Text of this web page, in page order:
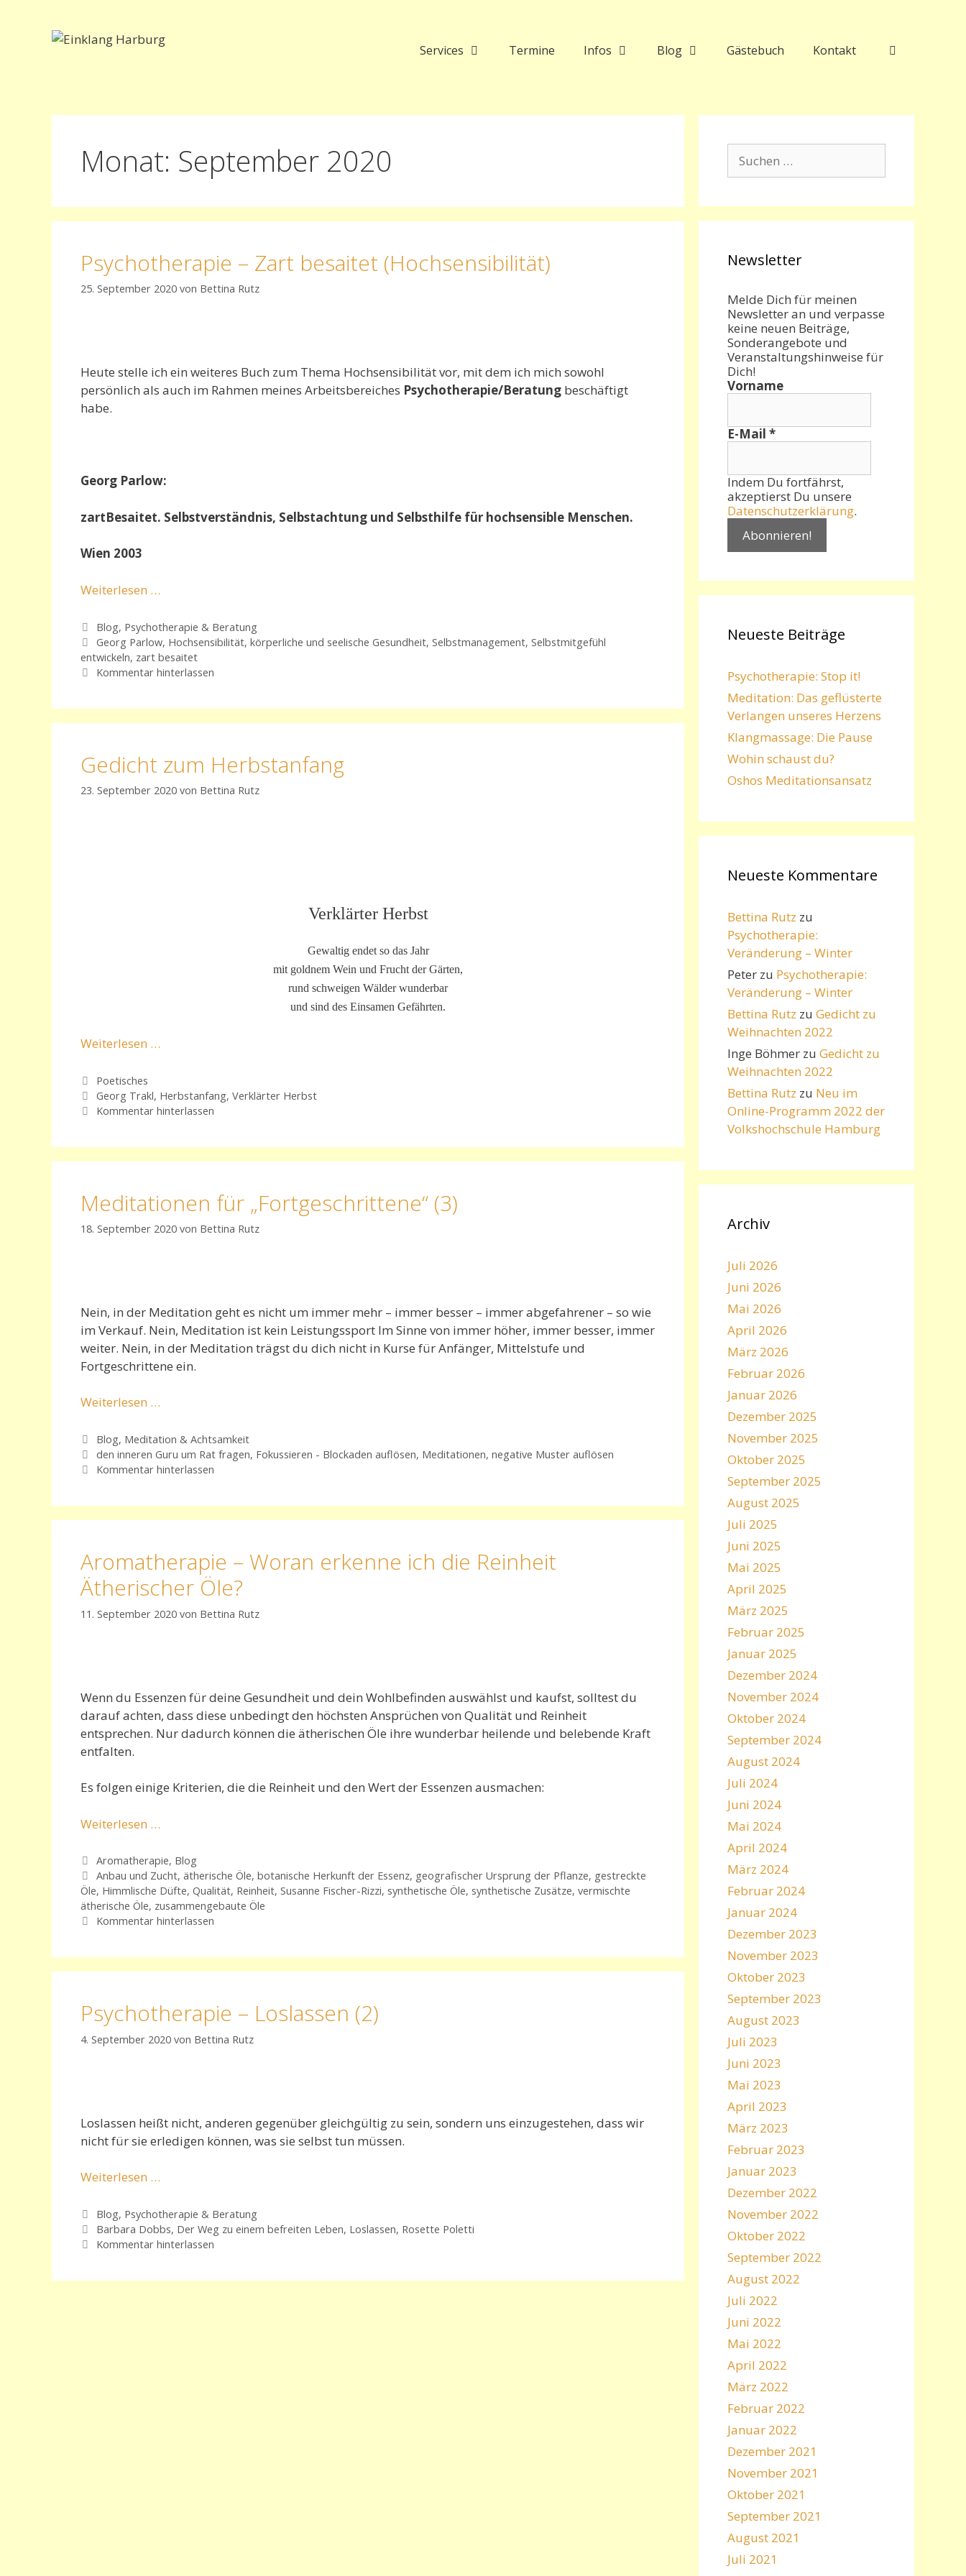
Services Termine Infos Blog Gästebuch Kontakt
Monat: September 2020
Psychotherapie – Zart besaitet (Hochsensibilität)
25. September 2020 von Bettina Rutz
Heute stelle ich ein weiteres Buch zum Thema Hochsensibilität vor, mit dem ich mich sowohl
persönlich als auch im Rahmen meines Arbeitsbereiches Psychotherapie/Beratung beschäftigt
habe.
Georg Parlow:
zartBesaitet. Selbstverständnis, Selbstachtung und Selbsthilfe für hochsensible Menschen.
Wien 2003
Weiterlesen …
Kategorien
Blog, Psychotherapie & Beratung
Schlagwörter
Georg Parlow, Hochsensibilität, körperliche und seelische Gesundheit, Selbstmanagement, Selbstmitgefühl
entwickeln, zart besaitet
Kommentar hinterlassen
Gedicht zum Herbstanfang
23. September 2020 von Bettina Rutz
Verklärter Herbst
Gewaltig endet so das Jahr
mit goldnem Wein und Frucht der Gärten,
rund schweigen Wälder wunderbar
und sind des Einsamen Gefährten.
Weiterlesen …
Kategorien
Poetisches
Schlagwörter
Georg Trakl, Herbstanfang, Verklärter Herbst
Kommentar hinterlassen
Meditationen für „Fortgeschrittene“ (3)
18. September 2020 von Bettina Rutz
Nein, in der Meditation geht es nicht um immer mehr – immer besser – immer abgefahrener – so wie
im Verkauf. Nein, Meditation ist kein Leistungssport Im Sinne von immer höher, immer besser, immer
weiter. Nein, in der Meditation trägst du dich nicht in Kurse für Anfänger, Mittelstufe und
Fortgeschrittene ein.
Weiterlesen …
Kategorien
Blog, Meditation & Achtsamkeit
Schlagwörter
den inneren Guru um Rat fragen, Fokussieren - Blockaden auflösen, Meditationen, negative Muster auflösen
Kommentar hinterlassen
Aromatherapie – Woran erkenne ich die Reinheit
Ätherischer Öle?
11. September 2020 von Bettina Rutz
Wenn du Essenzen für deine Gesundheit und dein Wohlbefinden auswählst und kaufst, solltest du
darauf achten, dass diese unbedingt den höchsten Ansprüchen von Qualität und Reinheit
entsprechen. Nur dadurch können die ätherischen Öle ihre wunderbar heilende und belebende Kraft
entfalten.
Es folgen einige Kriterien, die die Reinheit und den Wert der Essenzen ausmachen:
Weiterlesen …
Kategorien
Aromatherapie, Blog
Schlagwörter
Anbau und Zucht, ätherische Öle, botanische Herkunft der Essenz, geografischer Ursprung der Pflanze, gestreckte
Öle, Himmlische Düfte, Qualität, Reinheit, Susanne Fischer-Rizzi, synthetische Öle, synthetische Zusätze, vermischte
ätherische Öle, zusammengebaute Öle
Kommentar hinterlassen
Psychotherapie – Loslassen (2)
4. September 2020 von Bettina Rutz
Loslassen heißt nicht, anderen gegenüber gleichgültig zu sein, sondern uns einzugestehen, dass wir
nicht für sie erledigen können, was sie selbst tun müssen.
Weiterlesen …
Kategorien
Blog, Psychotherapie & Beratung
Schlagwörter
Barbara Dobbs, Der Weg zu einem befreiten Leben, Loslassen, Rosette Poletti
Kommentar hinterlassen
nach:
Newsletter
Melde Dich für meinen
Newsletter an und verpasse
keine neuen Beiträge,
Sonderangebote und
Veranstaltungshinweise für
Dich!
Vorname
E-Mail *
Indem Du fortfährst,
akzeptierst Du unsere
Datenschutzerklärung.
Neueste Beiträge
Psychotherapie: Stop it!
Meditation: Das geflüsterte
Verlangen unseres Herzens
Klangmassage: Die Pause
Wohin schaust du?
Oshos Meditationsansatz
Neueste Kommentare
Bettina Rutz zu
Psychotherapie:
Veränderung – Winter
Peter zu Psychotherapie:
Veränderung – Winter
Bettina Rutz zu Gedicht zu
Weihnachten 2022
Inge Böhmer zu Gedicht zu
Weihnachten 2022
Bettina Rutz zu Neu im
Online-Programm 2022 der
Volkshochschule Hamburg
Archiv
Juli 2026
Juni 2026
Mai 2026
April 2026
März 2026
Februar 2026
Januar 2026
Dezember 2025
November 2025
Oktober 2025
September 2025
August 2025
Juli 2025
Juni 2025
Mai 2025
April 2025
März 2025
Februar 2025
Januar 2025
Dezember 2024
November 2024
Oktober 2024
September 2024
August 2024
Juli 2024
Juni 2024
Mai 2024
April 2024
März 2024
Februar 2024
Januar 2024
Dezember 2023
November 2023
Oktober 2023
September 2023
August 2023
Juli 2023
Juni 2023
Mai 2023
April 2023
März 2023
Februar 2023
Januar 2023
Dezember 2022
November 2022
Oktober 2022
September 2022
August 2022
Juli 2022
Juni 2022
Mai 2022
April 2022
März 2022
Februar 2022
Januar 2022
Dezember 2021
November 2021
Oktober 2021
September 2021
August 2021
Juli 2021